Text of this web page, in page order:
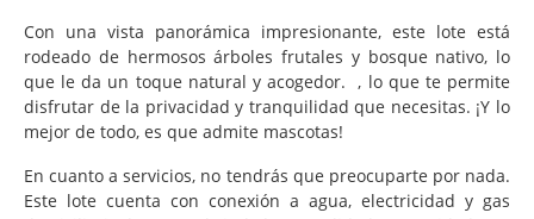
Con una vista panorámica impresionante, este lote está
rodeado de hermosos árboles frutales y bosque nativo, lo
que le da un toque natural y acogedor. , lo que te permite
disfrutar de la privacidad y tranquilidad que necesitas. ¡Y lo
mejor de todo, es que admite mascotas!
En cuanto a servicios, no tendrás que preocuparte por nada.
Este lote cuenta con conexión a agua, electricidad y gas